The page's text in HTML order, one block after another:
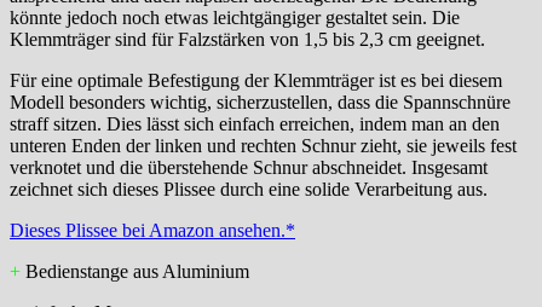
könnte jedoch noch etwas leichtgängiger gestaltet sein. Die
Klemmträger sind für Falzstärken von 1,5 bis 2,3 cm geeignet.
Für eine optimale Befestigung der Klemmträger ist es bei diesem
Modell besonders wichtig, sicherzustellen, dass die Spannschnüre
straff sitzen. Dies lässt sich einfach erreichen, indem man an den
unteren Enden der linken und rechten Schnur zieht, sie jeweils fest
verknotet und die überstehende Schnur abschneidet. Insgesamt
zeichnet sich dieses Plissee durch eine solide Verarbeitung aus.
Dieses Plissee bei Amazon ansehen.*
+ Bedienstange aus Aluminium